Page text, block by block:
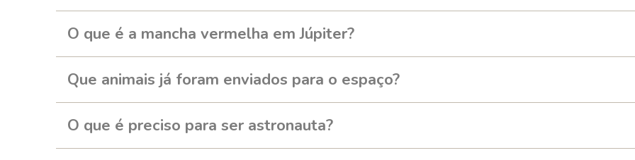
O que é a mancha vermelha em Júpiter?
Que animais já foram enviados para o espaço?
O que é preciso para ser astronauta?